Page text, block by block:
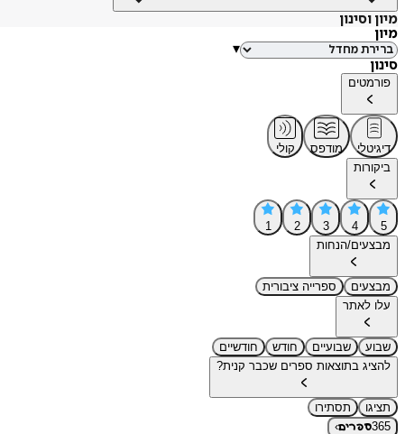
מיון וסינון
מיון
▾
סינון
פורמטים
דיגיטלי מודפס
קולי
ביקורות
5
4
3
2
1
מבצעים/הנחות
מבצעים
ספרייה ציבורית
עלו לאתר
שבוע שבועיים חודש
חודשיים
להציג בתוצאות ספרים שכבר קנית?
תציגו
תסתירו
365ספרים›